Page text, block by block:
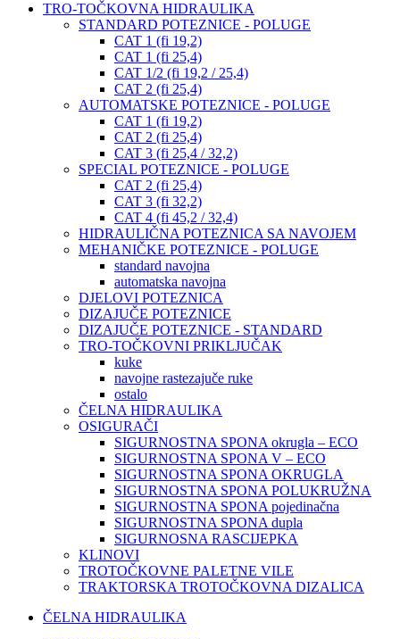
TRO-TOČKOVNA HIDRAULIKA
STANDARD POTEZNICE - POLUGE
CAT 1 (fi 19,2)
CAT 1 (fi 25,4)
CAT 1/2 (fi 19,2 / 25,4)
CAT 2 (fi 25,4)
AUTOMATSKE POTEZNICE - POLUGE
CAT 1 (fi 19,2)
CAT 2 (fi 25,4)
CAT 3 (fi 25,4 / 32,2)
SPECIAL POTEZNICE - POLUGE
CAT 2 (fi 25,4)
CAT 3 (fi 32,2)
CAT 4 (fi 45,2 / 32,4)
HIDRAULIČNA POTEZNICA SA NAVOJEM
MEHANIČKE POTEZNICE - POLUGE
standard navojna
automatska navojna
DJELOVI POTEZNICA
DIZAJUČE POTEZNICE
DIZAJUČE POTEZNICE - STANDARD
TRO-TOČKOVNI PRIKLJUČAK
kuke
navojne rastezajuče ruke
ostalo
ČELNA HIDRAULIKA
OSIGURAČI
SIGURNOSTNA SPONA okrugla – ECO
SIGURNOSTNA SPONA V – ECO
SIGURNOSTNA SPONA OKRUGLA
SIGURNOSTNA SPONA POLUKRUŽNA
SIGURNOSTNA SPONA pojedinačna
SIGURNOSTNA SPONA dupla
SIGURNOSNA RASCIJEPKA
KLINOVI
TROTOČKOVNE PALETNE VILE
TRAKTORSKA TROTOČKOVNA DIZALICA
ČELNA HIDRAULIKA